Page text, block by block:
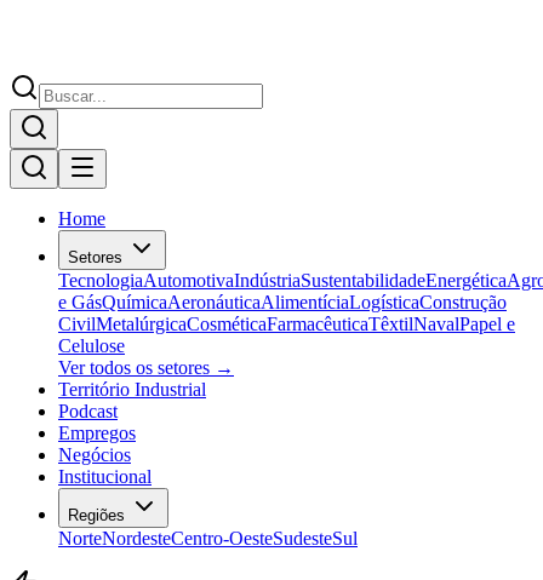
Home
Setores
TecnologiaAutomotivaIndústriaSustentabilidadeEnergética
e GásQuímicaAeronáuticaAlimentíciaLogísticaConstrução
CivilMetalúrgicaCosméticaFarmacêuticaTêxtilNavalPapel e
Celulose
Ver todos os setores →
Território Industrial
Podcast
Empregos
Negócios
Institucional
Regiões
NorteNordesteCentro-OesteSudesteSul